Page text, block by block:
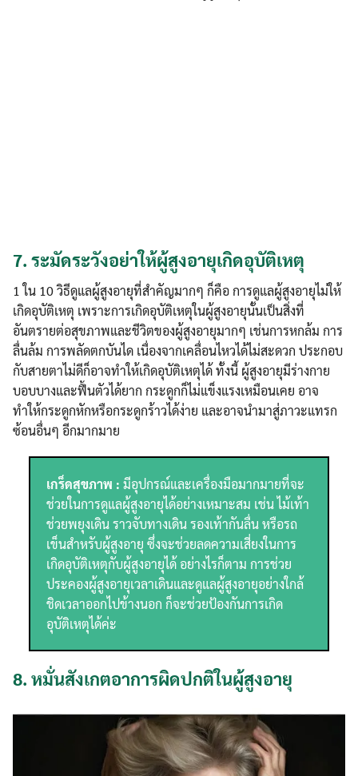
7. ระมัดระวังอย่าให้ผู้สูงอายุเกิดอุบัติเหตุ
1 ใน 10 วิธีดูแลผู้สูงอายุที่สำคัญมากๆ ก็คือ การดูแลผู้สูงอายุไม่ให้
เกิดอุบัติเหตุ เพราะการเกิดอุบัติเหตุในผู้สูงอายุนั้นเป็นสิ่งที่
อันตรายต่อสุขภาพและชีวิตของผู้สูงอายุมากๆ เช่นการหกล้ม การ
ลื่นล้ม การพลัดตกบันได เนื่องจากเคลื่อนไหวได้ไม่สะดวก ประกอบ
กับสายตาไม่ดีก็อาจทำให้เกิดอุบัติเหตุได้ ทั้งนี้ ผู้สูงอายุมีร่างกาย
บอบบางและฟื้นตัวได้ยาก กระดูกก็ไม่แข็งแรงเหมือนเคย อาจ
ทำให้กระดูกหักหรือกระดูกร้าวได้ง่าย และอาจนำมาสู่ภาวะแทรก
ซ้อนอื่นๆ อีกมากมาย
เกร็ดสุขภาพ : มีอุปกรณ์และเครื่องมือมากมายที่จะ
ช่วยในการดูแลผู้สูงอายุได้อย่างเหมาะสม เช่น ไม้เท้า
ช่วยพยุงเดิน ราวจับทางเดิน รองเท้ากันลื่น หรือรถ
เข็นสำหรับผู้สูงอายุ ซึ่งจะช่วยลดความเสี่ยงในการ
เกิดอุบัติเหตุกับผู้สูงอายุได้ อย่างไรก็ตาม การช่วย
ประคองผู้สูงอายุเวลาเดินและดูแลผู้สูงอายุอย่างใกล้
ชิดเวลาออกไปข้างนอก ก็จะช่วยป้องกันการเกิด
อุบัติเหตุได้ค่ะ
8. หมั่นสังเกตอาการผิดปกติในผู้สูงอายุ